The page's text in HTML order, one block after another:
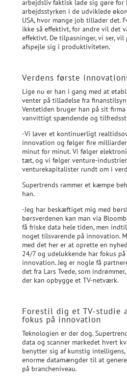
arbejdsliv faktisk lade sig gøre for
arbejdsstyrken i de udviklede
USA, hvor mange job tillader det.
ikke så effektivt, for andre vil det
effektivt. De tilpasninger, vi ser,
afspejle sig i produktiviteten.
Verdens første
Lige nu er han i gang med at
venter på tilladelse fra
Ventetiden bruger han på sit firma
vanvittigt spændende og
-Vi laver et kontinuerligt
innovation og følger fire
minut for minut. Vi følger
tæt, og vi følger venture-
venturekapitalister rundt om i
Supertrends rammer et kæmpe
han.
-Jeg har beskæftiget mig med
børsverdenen kan man via
få friske data hele tiden, men
noget tilsvarende på innovation.
med det her er at oprette en
24/7 og udelukkende har fokus
innovation. Jeg er nogle få
det fra Lars Tvede, som
der kan opbygge et TV-netværk.
Forestil dig et TV-studie
fokus på innovation
Teknologien er der dog.
data og scanner markedet hvert
benytter sig af kunstig
enorme datamængder til at
på brancheniveau.